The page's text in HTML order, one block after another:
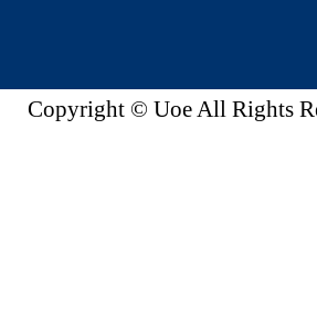
Copyright © Uoe All Rights